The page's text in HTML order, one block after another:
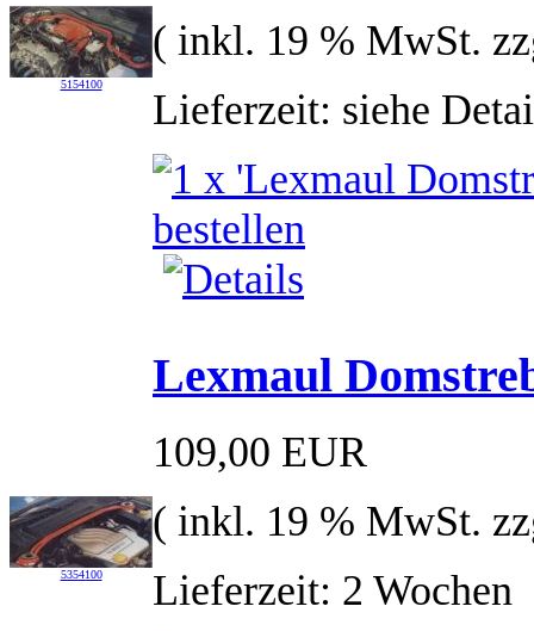
5154100
( inkl. 19 % MwSt.
Lieferzeit: siehe
5354100
Lexmaul
109,00 EUR
( inkl. 19 % MwSt.
Lieferzeit: 2 Wochen